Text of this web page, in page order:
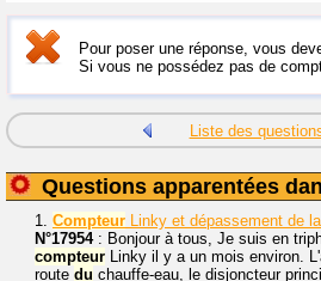
Pour poser une réponse, vous
Si vous ne possédez pas de
Liste des
Questions apparentées
1. Compteur Linky et dépassement de la
N°17954: Bonjour à tous, Je suis en
compteur Linky il y a un mois environ.
route du chauffe-eau, le disjoncteur